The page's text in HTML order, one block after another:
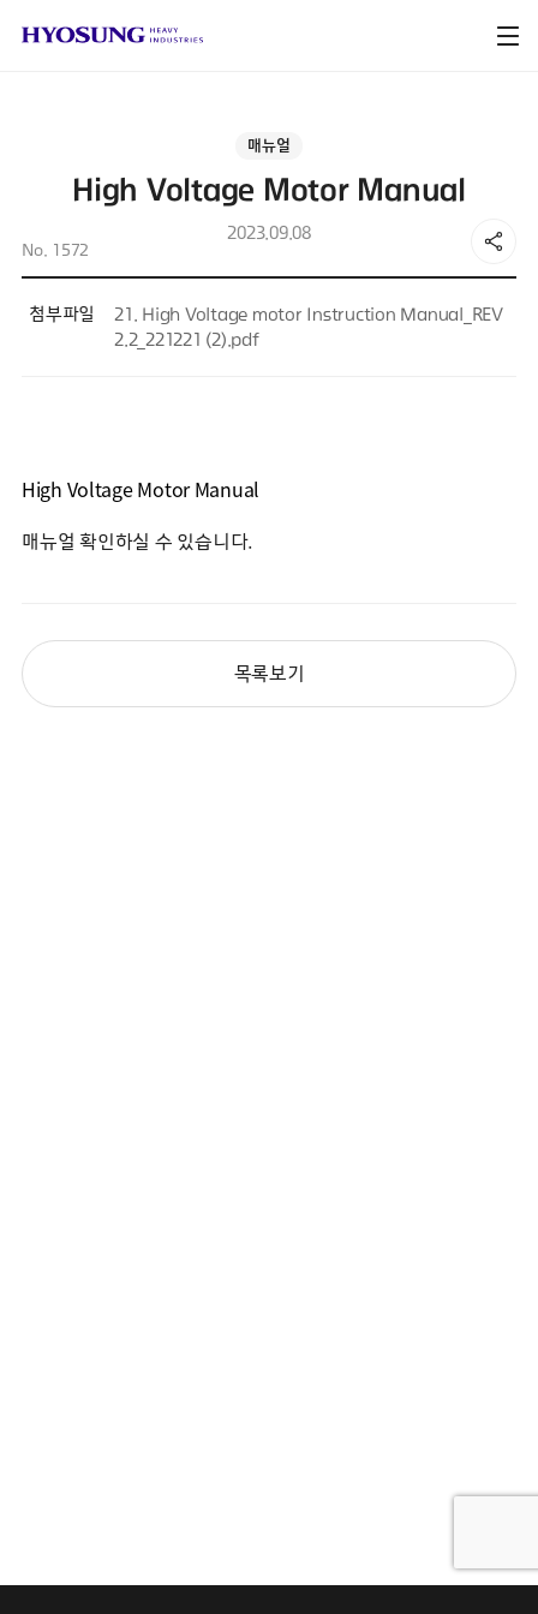
매뉴얼
High Voltage Motor Manual
2023.09.08
No. 1572
첨부파일
21. High Voltage motor Instruction Manual_REV
2.2_221221 (2).pdf
High Voltage Motor Manual
매뉴얼 확인하실 수 있습니다.
목록보기